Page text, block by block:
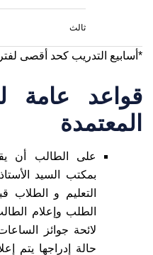
ثالث
*أسابيع التدريب كحد أقصى
قواعد عامة
المعتمدة
على الطالب أن
بمكتب السيد
التعليم و الطلاب
الطلب وإعلام
لائحة جوائز
حالة إدراجها يتم